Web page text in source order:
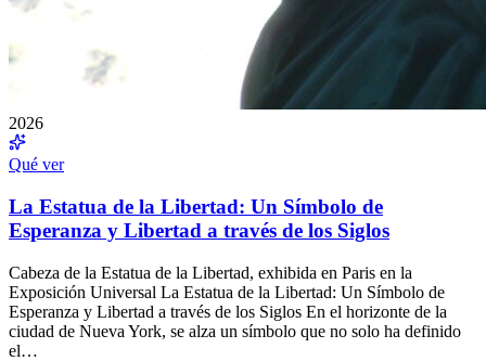
2026
Qué ver
La Estatua de la Libertad: Un Símbolo de
Esperanza y Libertad a través de los Siglos
Cabeza de la Estatua de la Libertad, exhibida en Paris en la
Exposición Universal La Estatua de la Libertad: Un Símbolo de
Esperanza y Libertad a través de los Siglos En el horizonte de la
ciudad de Nueva York, se alza un símbolo que no solo ha definido
el…